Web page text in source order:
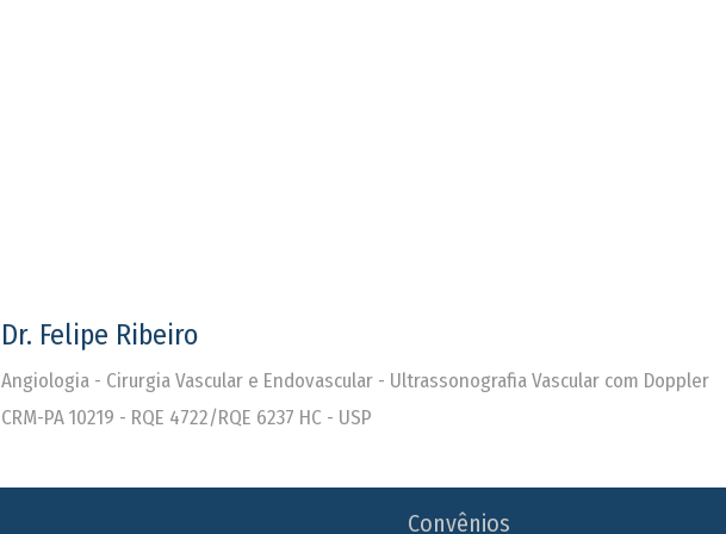
Dr. Felipe Ribeiro
Angiologia - Cirurgia Vascular e Endovascular - Ultrassonografia Vascular com Doppler
CRM-PA 10219 - RQE 4722/RQE 6237 HC - USP
Convênios